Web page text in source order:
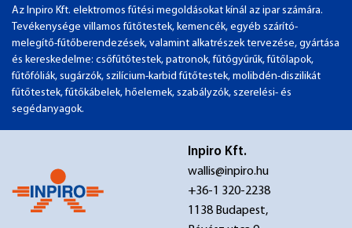
Az Inpiro Kft. elektromos fűtési megoldásokat kínál az ipar számára.
Tevékenysége villamos fűtőtestek, kemencék, egyéb szárító-
melegítő-fűtőberendezések, valamint alkatrészek tervezése, gyártása
és kereskedelme: csőfűtőtestek, patronok, fűtőgyűrűk, fűtőlapok,
fűtőfóliák, sugárzók, szilícium-karbid fűtőtestek, molibdén-diszilikát
fűtőtestek, fűtőkábelek, hőelemek, szabályzók, szerelési- és
segédanyagok.
Inpiro Kft.
wallis@inpiro.hu
+36-1 320-2238
1138 Budapest,